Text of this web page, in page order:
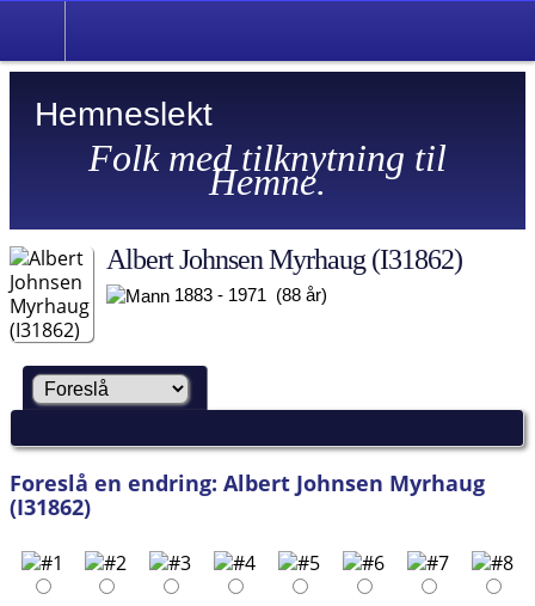
Hemneslekt
Folk med tilknytning til
Hemne.
Albert Johnsen Myrhaug (I31862)
1883 - 1971 (88 år)
Foreslå en endring: Albert Johnsen Myrhaug
(I31862)